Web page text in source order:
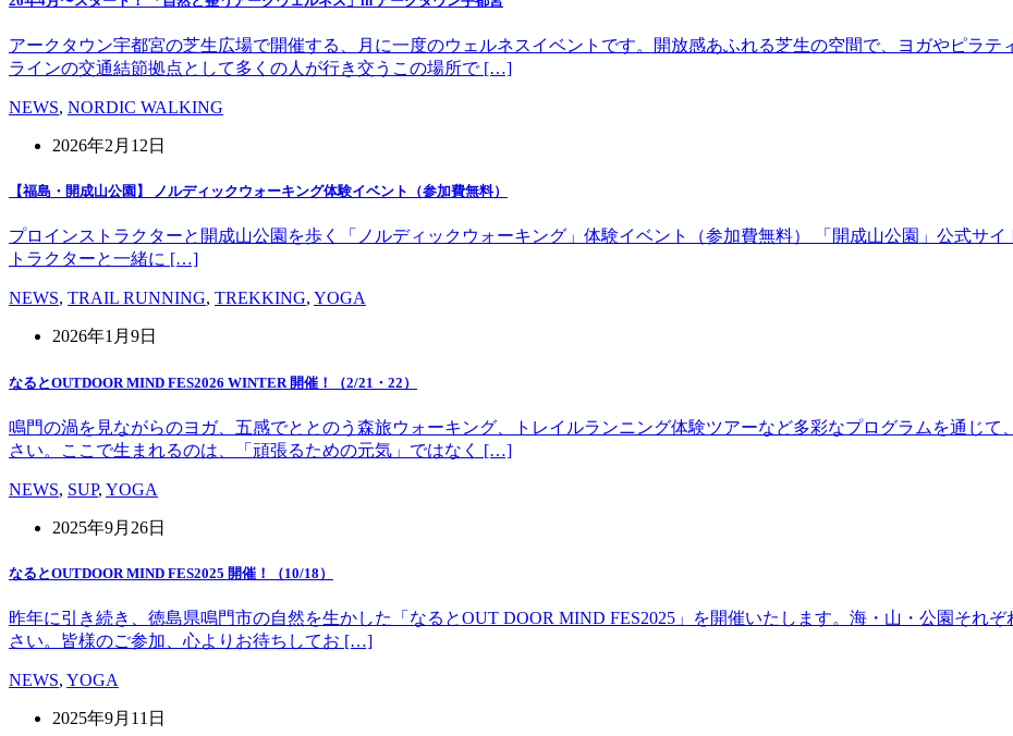
アークタウン宇都宮の芝生広場で開催する、月に一度のウェルネスイベントです。開放感あふれる芝生の空間で、ヨガやピラ
ラインの交通結節拠点として多くの人が行き交うこの場所で […]
NEWS, NORDIC WALKING
2026年2月12日
【福島・開成山公園】 ノルディックウォーキング体験イベント（参加費無料）
プロインストラクターと開成山公園を歩く「ノルディックウォーキング」体験イベント（参加費無料） 「開成山公園」公式サイ
トラクターと一緒に […]
NEWS, TRAIL RUNNING, TREKKING, YOGA
2026年1月9日
なるとOUTDOOR MIND FES2026 WINTER 開催！（2/21・22）
鳴門の渦を見ながらのヨガ、五感でととのう森旅ウォーキング、トレイルランニング体験ツアーなど多彩なプログラムを通じ
さい。ここで生まれるのは、「頑張るための元気」ではなく […]
NEWS, SUP, YOGA
2025年9月26日
なるとOUTDOOR MIND FES2025 開催！（10/18）
昨年に引き続き、徳島県鳴門市の自然を生かした「なるとOUT DOOR MIND FES2025」を開催いたします。海・山・公園それ
さい。皆様のご参加、心よりお待ちしてお […]
NEWS, YOGA
2025年9月11日